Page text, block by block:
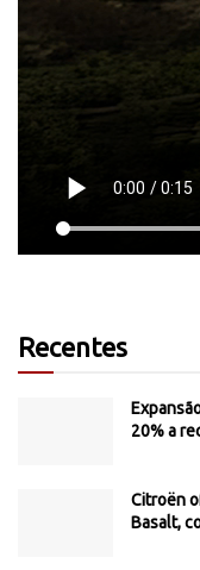
Recentes
20% a
Citroën
Basalt,